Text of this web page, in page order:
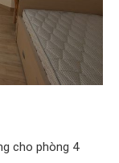
cho phòng 4